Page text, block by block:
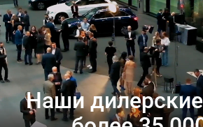
Наши